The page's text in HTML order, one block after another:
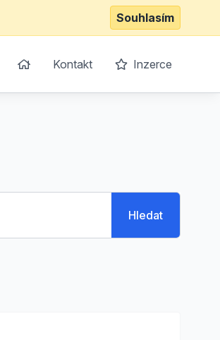
Souhlasím
Kontakt Inzerce
Hledat